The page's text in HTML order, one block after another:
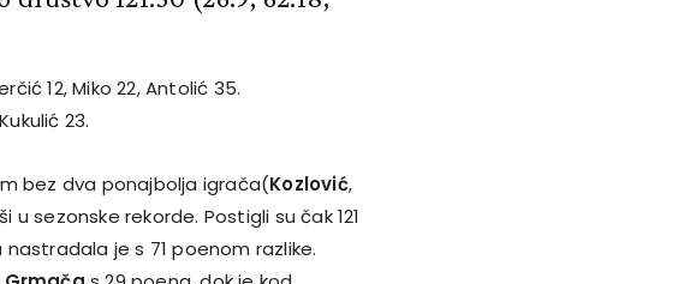
12, Miko 22, Antolić 35.
23.
bez dva ponajbolja igrača(Kozlović,
sezonske rekorde. Postigli su čak 121
je s 71 poenom razlike.